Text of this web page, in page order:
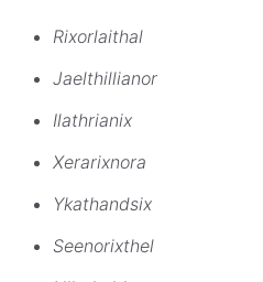
Rixorlaithal
Jaelthillianor
Ilathrianix
Xerarixnora
Ykathandsix
Seenorixthel